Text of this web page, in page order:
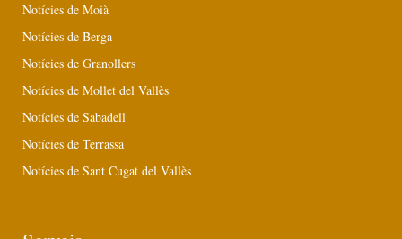
Notícies de Moià
Notícies de Berga
Notícies de Granollers
Notícies de Mollet del Vallès
Notícies de Sabadell
Notícies de Terrassa
Notícies de Sant Cugat del Vallès